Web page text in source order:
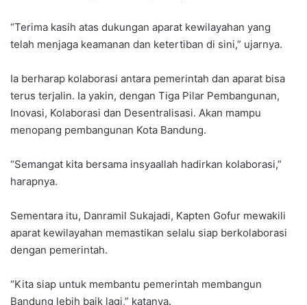
“Terima kasih atas dukungan aparat kewilayahan yang
telah menjaga keamanan dan ketertiban di sini,” ujarnya.
Ia berharap kolaborasi antara pemerintah dan aparat bisa
terus terjalin. Ia yakin, dengan Tiga Pilar Pembangunan,
Inovasi, Kolaborasi dan Desentralisasi. Akan mampu
menopang pembangunan Kota Bandung.
“Semangat kita bersama insyaallah hadirkan kolaborasi,”
harapnya.
Sementara itu, Danramil Sukajadi, Kapten Gofur mewakili
aparat kewilayahan memastikan selalu siap berkolaborasi
dengan pemerintah.
“Kita siap untuk membantu pemerintah membangun
Bandung lebih baik lagi,” katanya.